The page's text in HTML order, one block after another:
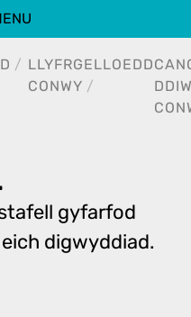
LLYFRGELLOEDD
CONWY
gyfarfod
digwyddiad.